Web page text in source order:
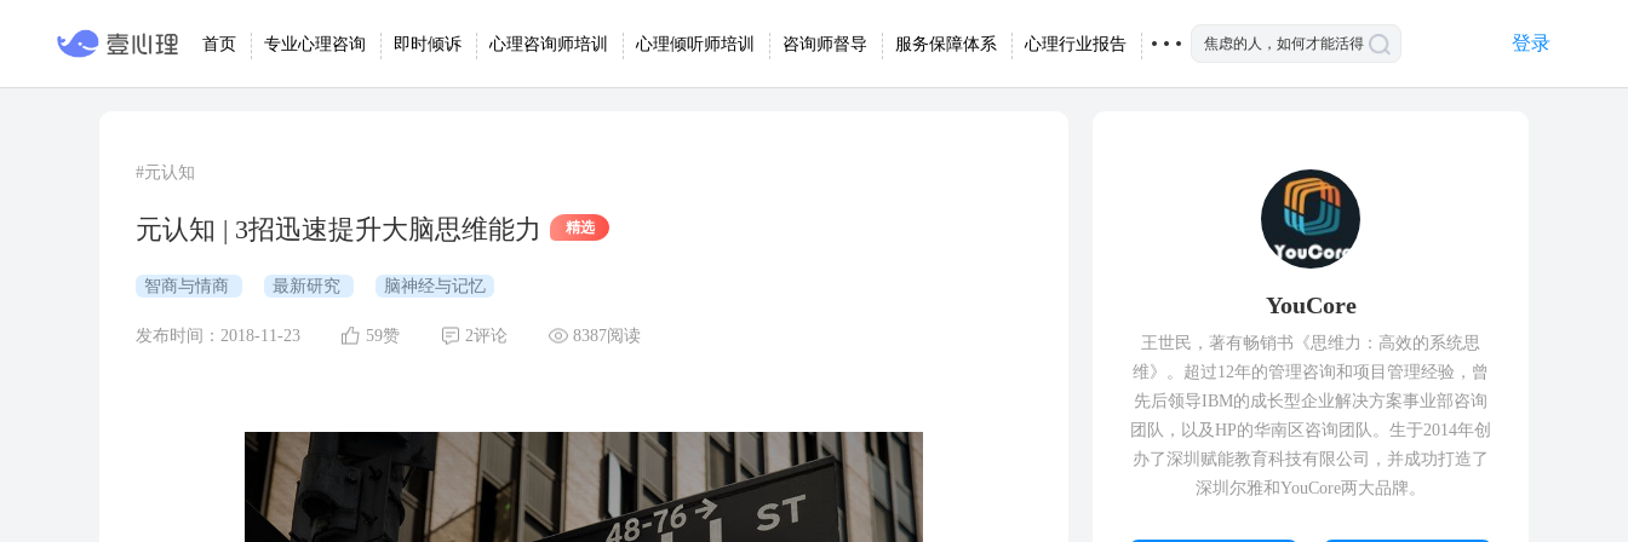
首页 专业心理咨询 即时倾诉 心理咨询师培训 心理倾听师培训 咨询师督导 服务保障体系 心理行业报告 登录
#元认知
元认知 | 3招迅速提升大脑思维能力 精选
智商与情商 最新研究 脑神经与记忆
发布时间：2018-11-23 59赞 2评论 8387阅读
YouCore
王世民，著有畅销书《思维力：高效的系统思
维》。超过12年的管理咨询和项目管理经验，曾
先后领导IBM的成长型企业解决方案事业部咨询
团队，以及HP的华南区咨询团队。生于2014年创
办了深圳赋能教育科技有限公司，并成功打造了
深圳尔雅和YouCore两大品牌。